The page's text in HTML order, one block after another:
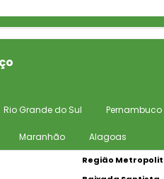
Rio Grande do Sul Pernambuco
Maranhão Alagoas
Região